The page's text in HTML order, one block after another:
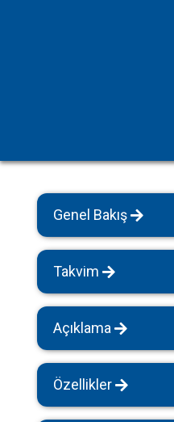
Kiralık
Bungalov
Kahvaltı Dahil
Tüm Villalar
Genel Bakış
Takvim
Açıklama
Özellikler